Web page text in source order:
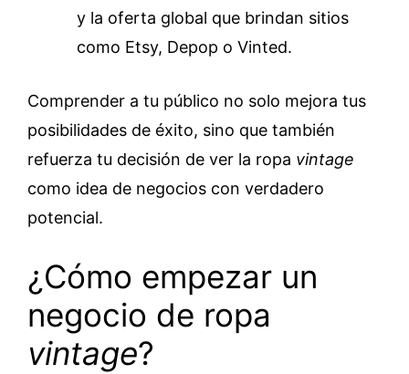
y la oferta global que brindan sitios
como Etsy, Depop o Vinted.
Comprender a tu público no solo mejora tus
posibilidades de éxito, sino que también
refuerza tu decisión de ver la ropa vintage
como idea de negocios con verdadero
potencial.
¿Cómo empezar un
negocio de ropa
vintage?